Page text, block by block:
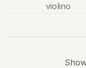
violino